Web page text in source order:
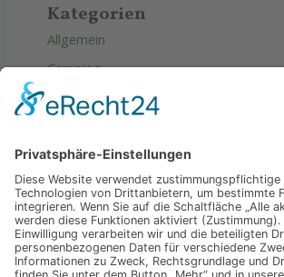
Kategorien
Allgemein
Camping
Produkte
Tipps & Tricks
Wellness